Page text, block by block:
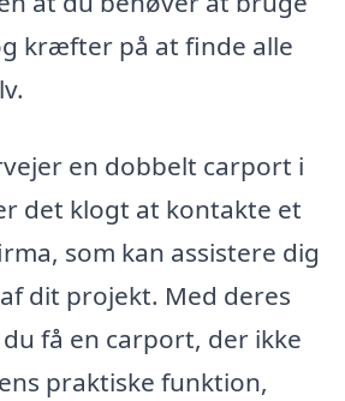
kræfter på at finde alle
en dobbelt carport i
det klogt at kontakte et
som kan assistere dig
dit projekt. Med deres
få en carport, der ikke
praktiske funktion,